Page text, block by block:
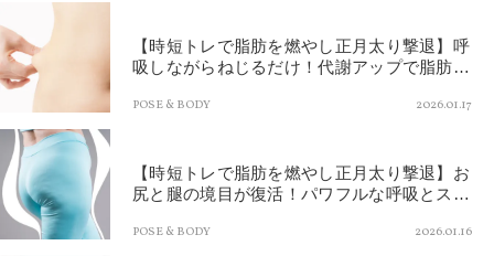
【時短トレで脂肪を燃やし正月太り撃退】呼
吸しながらねじるだけ！代謝アップで脂肪が
POSE & BODY 2026.01.17
【時短トレで脂肪を燃やし正月太り撃退】お
尻と腿の境目が復活！パワフルな呼吸とスク
POSE & BODY 2026.01.16